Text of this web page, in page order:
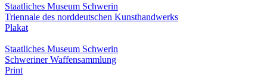
Staatliches Museum Schwerin
Triennale des norddeutschen Kunsthandwerks
Plakat
Staatliches Museum Schwerin
Schweriner Waffensammlung
Print